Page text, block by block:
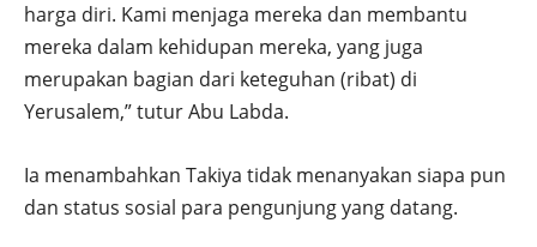
harga diri. Kami menjaga mereka dan membantu
mereka dalam kehidupan mereka, yang juga
merupakan bagian dari keteguhan (ribat) di
Yerusalem,” tutur Abu Labda.
Ia menambahkan Takiya tidak menanyakan siapa pun
dan status sosial para pengunjung yang datang.